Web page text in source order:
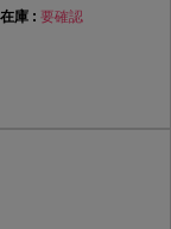
要確認